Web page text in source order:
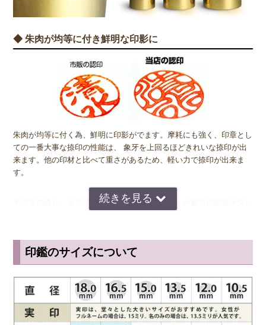
◆ 朱肉が均等に付き鮮明な印影に
朱肉が均等に付く為、鮮明に印影がでます。摩耗にも強く、印章とし
ての一番大事な捺印の性能は、 象牙を上回るほどきれいな捺印が出
来ます。他の印材と比べて重さがあるため、軽い力で捺印が出来ま
す。
その名の通り、まるで鏡のように反射するボディが魅力の鏡面チタン
可能になりました。指紋などが付いた場合は、柔らかいクロス（眼鏡
拭き等）で優しく拭い取って頂くと、美しい光沢が蘇ります。
◆ チタンは金属アレルギーの方でも安心
印鑑はどうしても素肌で直接触れる機会が多いため、金属アレルギー
をもっている人にとっては金属製の印鑑は抵抗がありますよね。しか
印鑑のサイズについて